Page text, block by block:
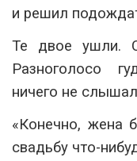
и решил
Те двое ушли.
Разноголосо
ничего не
«Конечно, жена
свадьбу что-